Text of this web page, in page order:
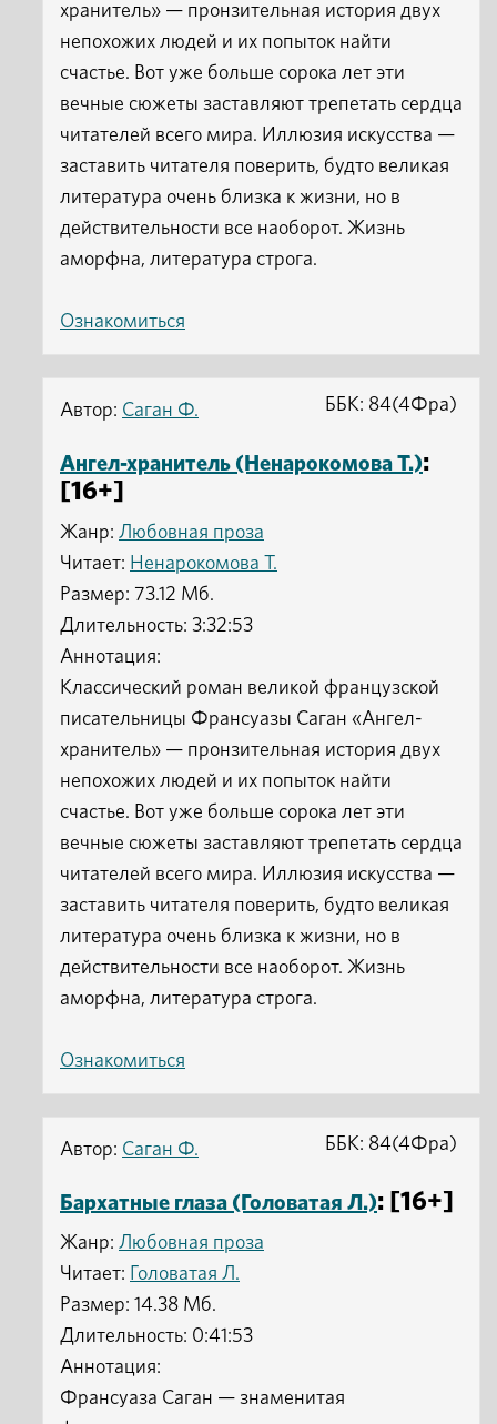
хранитель» — пронзительная история двух
непохожих людей и их попыток найти
счастье. Вот уже больше сорока лет эти
вечные сюжеты заставляют трепетать сердца
читателей всего мира. Иллюзия искусства —
заставить читателя поверить, будто великая
литература очень близка к жизни, но в
действительности все наоборот. Жизнь
аморфна, литература строга.
Ознакомиться
Автор: Саган Ф.
Ангел-хранитель (Ненарокомова Т.):
[16+]
Жанр: Любовная проза
Читает: Ненарокомова Т.
ББК: 84(4Фра)
Размер: 73.12 Мб.
Длительность: 3:32:53
Аннотация:
Классический роман великой французской
писательницы Франсуазы Саган «Ангел-
хранитель» — пронзительная история двух
непохожих людей и их попыток найти
счастье. Вот уже больше сорока лет эти
вечные сюжеты заставляют трепетать сердца
читателей всего мира. Иллюзия искусства —
заставить читателя поверить, будто великая
литература очень близка к жизни, но в
действительности все наоборот. Жизнь
аморфна, литература строга.
Ознакомиться
Автор: Саган Ф.
Бархатные глаза (Головатая Л.): [16+]
Жанр: Любовная проза
Читает: Головатая Л.
ББК: 84(4Фра)
Размер: 14.38 Мб.
Длительность: 0:41:53
Аннотация:
Франсуаза Саган — знаменитая